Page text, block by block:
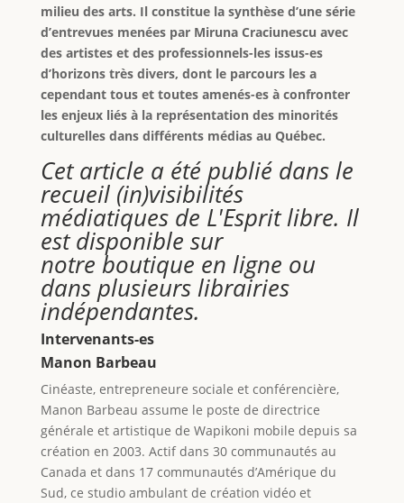
milieu des arts. Il constitue la synthèse d’une série
d’entrevues menées par Miruna Craciunescu avec
des artistes et des professionnels-les issus-es
d’horizons très divers, dont le parcours les a
cependant tous et toutes amenés-es à confronter
les enjeux liés à la représentation des minorités
culturelles dans différents médias au Québec.
Cet article a été publié dans le
recueil (in)visibilités
médiatiques de L'Esprit libre. Il
est disponible sur
notre boutique en ligne ou
dans plusieurs librairies
indépendantes.
Intervenants-es
Manon Barbeau
Cinéaste, entrepreneure sociale et conférencière,
Manon Barbeau assume le poste de directrice
générale et artistique de Wapikoni mobile depuis sa
création en 2003. Actif dans 30 communautés au
Canada et dans 17 communautés d’Amérique du
Sud, ce studio ambulant de création vidéo et